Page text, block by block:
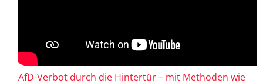
AfD-Verbot durch die Hintertür – mit Methoden wie